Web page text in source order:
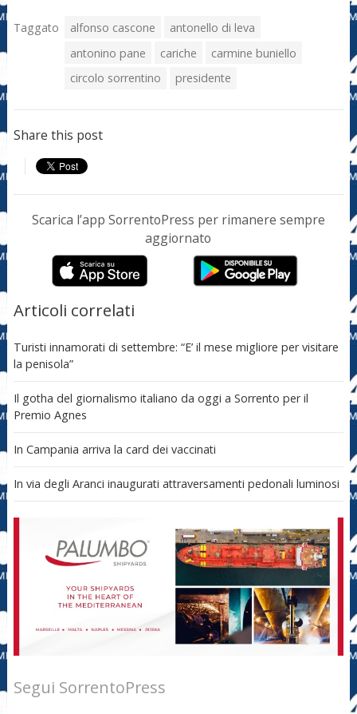
Taggato alfonso cascone
antonello di leva
antonino pane
cariche
carmine buniello
circolo sorrentino
presidente
Share this post
Scarica l’app SorrentoPress per rimanere sempre
aggiornato
Articoli correlati
Turisti innamorati di settembre: “E’ il mese migliore per visitare
la penisola”
Il gotha del giornalismo italiano da oggi a Sorrento per il
Premio Agnes
In Campania arriva la card dei vaccinati
In via degli Aranci inaugurati attraversamenti pedonali luminosi
Segui SorrentoPress